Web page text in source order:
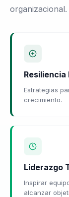
organizacional.
Estrategias
crecimiento.
Liderazgo
Inspirar
alcanzar